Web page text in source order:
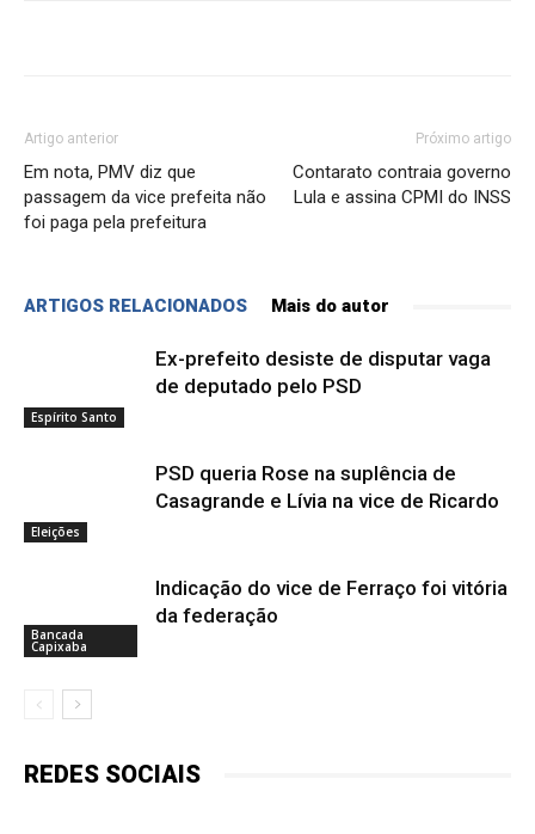
Artigo anterior
Em nota, PMV diz que
passagem da vice prefeita não
foi paga pela prefeitura
Próximo artigo
Contarato contraia governo
Lula e assina CPMI do INSS
ARTIGOS RELACIONADOS Mais do autor
Espírito Santo
Ex-prefeito desiste de disputar vaga
de deputado pelo PSD
Eleições
PSD queria Rose na suplência de
Casagrande e Lívia na vice de Ricardo
Bancada
Capixaba
Indicação do vice de Ferraço foi vitória
da federação
REDES SOCIAIS